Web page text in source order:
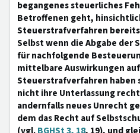
begangenes steuerliches
Betroffenen geht,
Steuerstrafverfahren
Selbst wenn die Abgabe der
für nachfolgende
mittelbare Auswirkungen
Steuerstrafverfahren haben
nicht ihre Unterlassung
andernfalls neues Unrecht
dem das Recht auf